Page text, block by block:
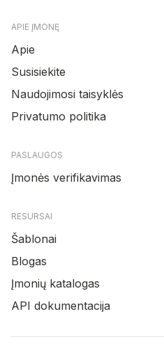
APIE ĮMONĘ
Apie
Susisiekite
Naudojimosi taisyklės
Privatumo politika
PASLAUGOS
Įmonės verifikavimas
RESURSAI
Šablonai
Blogas
Įmonių katalogas
API dokumentacija